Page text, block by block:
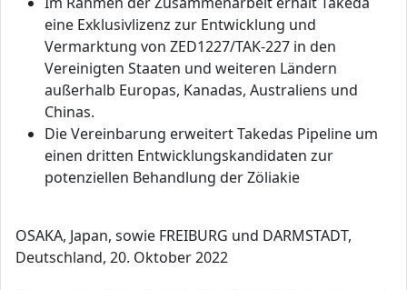
eine Exklusivlizenz zur Entwicklung und
Vermarktung von ZED1227/TAK-227 in den
Vereinigten Staaten und weiteren Ländern
außerhalb Europas, Kanadas, Australiens und
Chinas.
Die Vereinbarung erweitert Takedas Pipeline um
einen dritten Entwicklungskandidaten zur
potenziellen Behandlung der Zöliakie
OSAKA, Japan, sowie FREIBURG und DARMSTADT,
Deutschland, 20. Oktober 2022